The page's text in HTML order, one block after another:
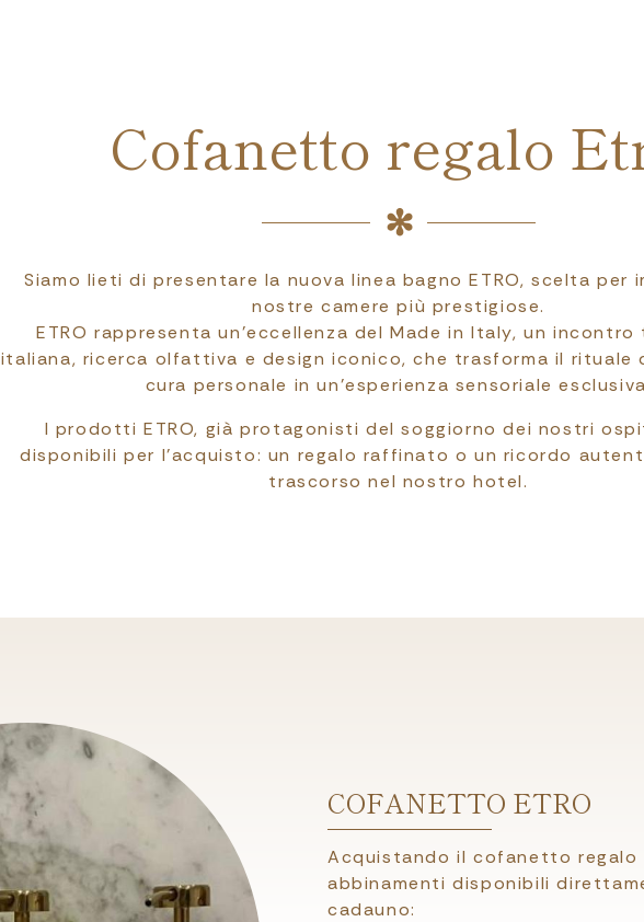
Cofanetto regalo
Siamo lieti di presentare la nuova linea bagno ETRO, scelta per
nostre camere più prestigiose.
ETRO rappresenta un’eccellenza del Made in Italy, un incontro
italiana, ricerca olfattiva e design iconico, che trasforma il rituale
cura personale in un’esperienza sensoriale
I prodotti ETRO, già protagonisti del soggiorno dei nostri
disponibili per l’acquisto: un regalo raffinato o un ricordo
trascorso nel nostro hotel.
COFANETTO ETRO
Acquistando il cofanetto regalo
abbinamenti disponibili
cadauno: